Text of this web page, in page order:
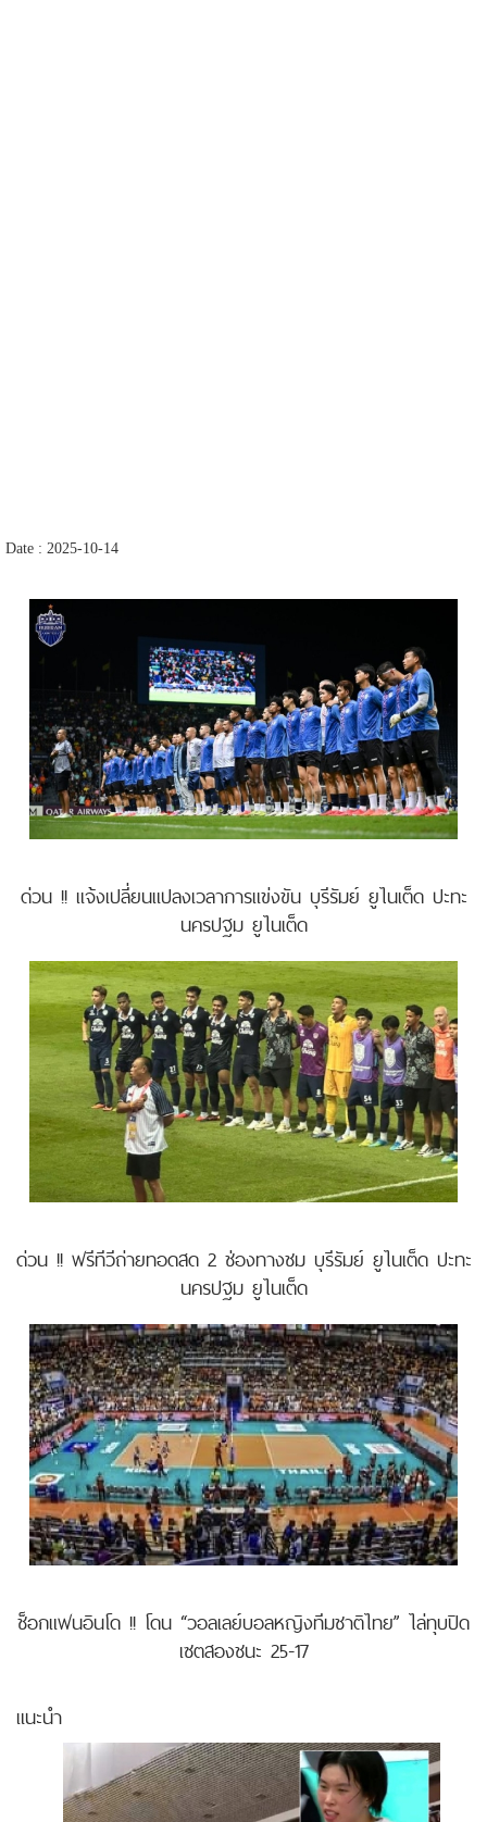
Date : 2025-10-14
ด่วน !! แจ้งเปลี่ยนแปลงเวลาการแข่งขัน บุรีรัมย์ ยูไนเต็ด ปะทะ
นครปฐม ยูไนเต็ด
ด่วน !! ฟรีทีวีถ่ายทอดสด 2 ช่องทางชม บุรีรัมย์ ยูไนเต็ด ปะทะ
นครปฐม ยูไนเต็ด
ช็อกแฟนอินโด !! โดน “วอลเลย์บอลหญิงทีมชาติไทย” ไล่ทุบปิด
เซตสองชนะ 25-17
แนะนำ